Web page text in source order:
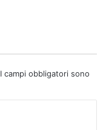
I campi obbligatori sono